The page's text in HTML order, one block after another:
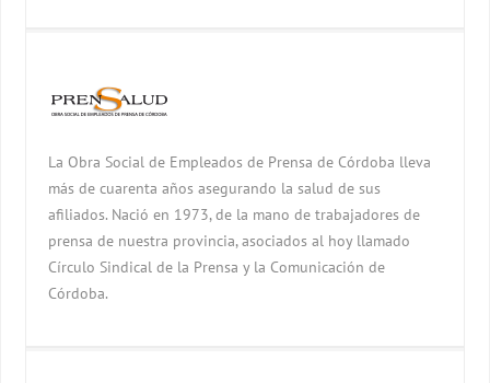
La Obra Social de Empleados de Prensa de Córdoba lleva
más de cuarenta años asegurando la salud de sus
afiliados. Nació en 1973, de la mano de trabajadores de
prensa de nuestra provincia, asociados al hoy llamado
Círculo Sindical de la Prensa y la Comunicación de
Córdoba.